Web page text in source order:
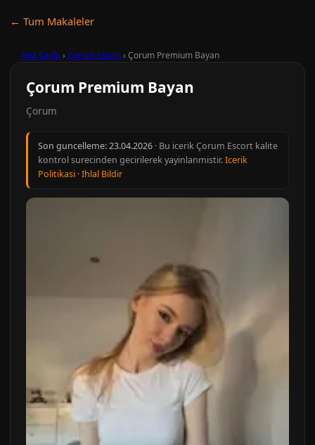
← Tum Makaleler
Ana Sayfa › Çorum Escort› Çorum Premium Bayan
Çorum Premium Bayan
Çorum
Son guncelleme:23.04.2026 · Bu icerik Çorum Escort kalite
kontrol surecinden gecirilerek yayinlanmistir.Icerik
Politikasi ·Ihlal Bildir